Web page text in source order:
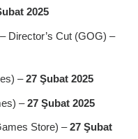
2025
Director’s Cut (GOG) –
–27 Şubat 2025
–27 Şubat 2025
Store) –27 Şubat